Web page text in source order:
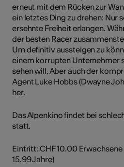
erneut mit dem Rücken zur
ein letztes Ding zu drehen: Nur
ersehnte Freiheit erlangen.
der besten Racer
Um definitiv aussteigen zu
einem korrupten Unternehmer
sehen will. Aber auch der
Agent Luke Hobbs (Dwayne
her.
Das Alpenkino findet bei
statt.
Eintritt: CHF 10.00
15.99 Jahre)